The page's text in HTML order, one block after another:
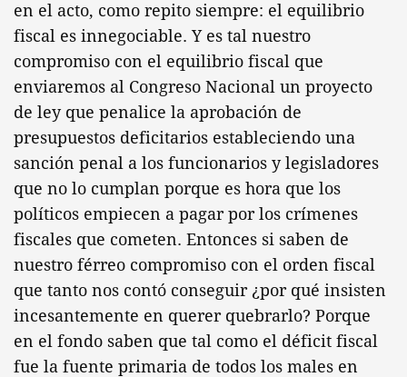
en el acto, como repito siempre: el equilibrio
fiscal es innegociable. Y es tal nuestro
compromiso con el equilibrio fiscal que
enviaremos al Congreso Nacional un proyecto
de ley que penalice la aprobación de
presupuestos deficitarios estableciendo una
sanción penal a los funcionarios y legisladores
que no lo cumplan porque es hora que los
políticos empiecen a pagar por los crímenes
fiscales que cometen. Entonces si saben de
nuestro férreo compromiso con el orden fiscal
que tanto nos contó conseguir ¿por qué insisten
incesantemente en querer quebrarlo? Porque
en el fondo saben que tal como el déficit fiscal
fue la fuente primaria de todos los males en